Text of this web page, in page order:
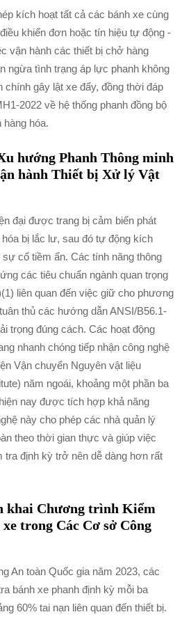
kích hoạt tất cả các bánh xe cùng
khiển đơn hoặc tín hiệu tự động -
vận hành các thiết bị chở hàng
ngừa tình trạng áp lực phanh không
chính gây lật xe đẩy, đồng thời đáp
2022 về hệ thống phanh đồng bộ
hàng hóa.
hướng Phanh Thông minh
hành Thiết bị Xử lý Vật
đại được trang bị cảm biến phát
bị lắc lư, sau đó tự động kích
cố tiềm ẩn. Các tính năng thông
các tiêu chuẩn ngành quan trọng
liên quan đến việc giữ cho phương
thủ các hướng dẫn ANSI/B56.1-
trọng đúng cách. Các hoạt động
nhanh chóng tiếp nhận công nghệ
Vận chuyển Nguyên vật liệu
năm ngoái, khoảng một phần ba
nay được tích hợp khả năng
này cho phép các nhà quản lý
theo thời gian thực và giúp việc
tra định kỳ trở nên dễ dàng hơn rất
khai Chương trình Kiểm
trong Các Cơ sở Công
An toàn Quốc gia năm 2023, các
bánh xe phanh định kỳ mỗi ba
60% tai nạn liên quan đến thiết bị.